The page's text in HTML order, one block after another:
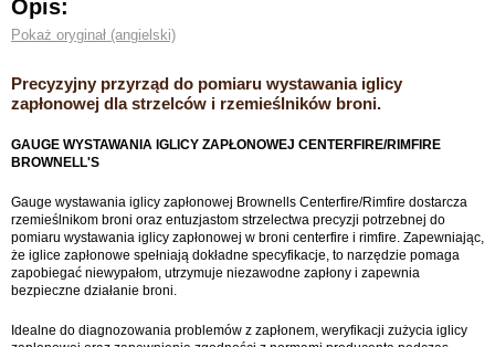
Opis:
Pokaż oryginał (angielski)
Precyzyjny przyrząd do pomiaru wystawania iglicy
zapłonowej dla strzelców i rzemieślników broni.
GAUGE WYSTAWANIA IGLICY ZAPŁONOWEJ CENTERFIRE/RIMFIRE
BROWNELL'S
Gauge wystawania iglicy zapłonowej Brownells Centerfire/Rimfire dostarcza
rzemieślnikom broni oraz entuzjastom strzelectwa precyzji potrzebnej do
pomiaru wystawania iglicy zapłonowej w broni centerfire i rimfire. Zapewniając,
że iglice zapłonowe spełniają dokładne specyfikacje, to narzędzie pomaga
zapobiegać niewypałom, utrzymuje niezawodne zapłony i zapewnia
bezpieczne działanie broni.
Idealne do diagnozowania problemów z zapłonem, weryfikacji zużycia iglicy